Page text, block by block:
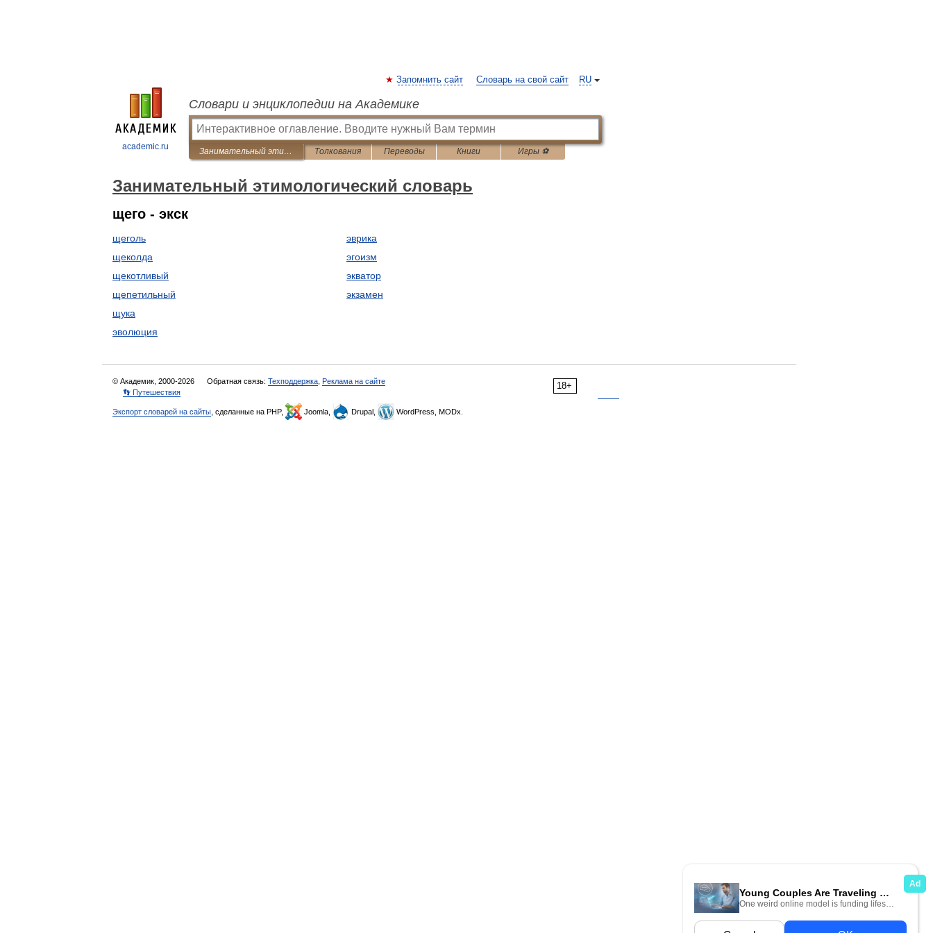
academic.ru
RU
Запомнить сайт Словарь на свой сайт
Словари и энциклопедии на Академике
Занимательный этимологический словарь Толкования Переводы Книги Игры ⚽
Занимательный этимологический словарь
щего - экск
щеголь
щеколда
щекотливый
щепетильный
щука
эволюция
эврика
эгоизм
экватор
экзамен
18+
© Академик, 2000-2026 Обратная связь: Техподдержка Реклама на сайте
👣 Путешествия
Экспорт словарей на сайты , сделанные на PHP, Joomla, Drupal, WordPress, MODx.